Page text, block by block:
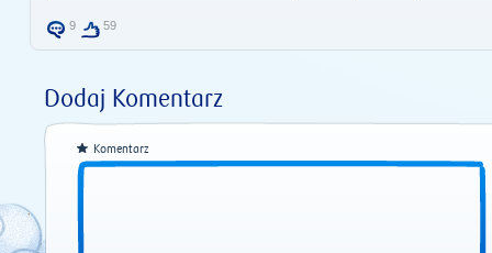
9 59
Dodaj Komentarz
Komentarz